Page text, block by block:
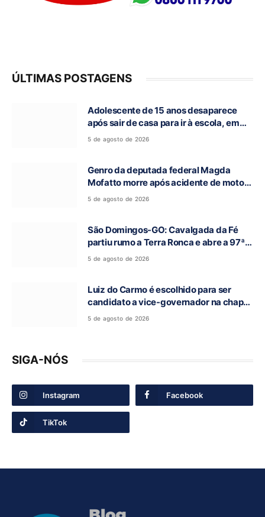
ÚLTIMAS POSTAGENS
Adolescente de 15 anos desaparece
após sair de casa para ir à escola, em
Campos Belos-GO
5 de agosto de 2026
Genro da deputada federal Magda
Mofatto morre após acidente de moto
na BR-153
5 de agosto de 2026
São Domingos-GO: Cavalgada da Fé
partiu rumo a Terra Ronca e abre a 97ª
Romaria do Bom Jesus da Lapa
5 de agosto de 2026
Luiz do Carmo é escolhido para ser
candidato a vice-governador na chapa
de Daniel Vilela
5 de agosto de 2026
SIGA-NÓS
Instagram Facebook
TikTok